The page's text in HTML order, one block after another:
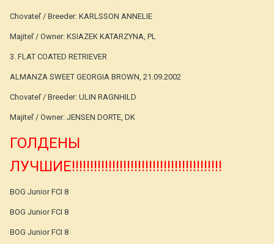
Chovateľ / Breeder: KARLSSON ANNELIE
Majiteľ / Owner: KSIAZEK KATARZYNA, PL
3. FLAT COATED RETRIEVER
ALMANZA SWEET GEORGIA BROWN, 21.09.2002
Chovateľ / Breeder: ULIN RAGNHILD
Majiteľ / Owner: JENSEN DORTE, DK
ГОЛДЕНЫ
ЛУЧШИЕ!!!!!!!!!!!!!!!!!!!!!!!!!!!!!!!!!!!!!!!!!
BOG Junior FCI 8
BOG Junior FCI 8
BOG Junior FCI 8